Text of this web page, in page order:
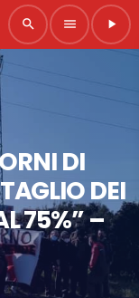
search menu play_arrow
DI
DEI
75%” –